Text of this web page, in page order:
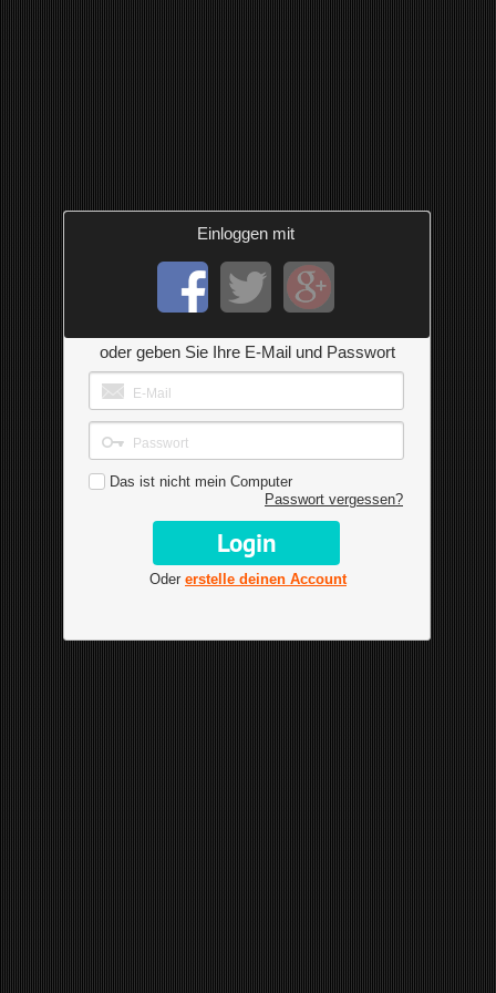
Einloggen mit
oder geben Sie Ihre E-Mail und Passwort
Das ist nicht mein Computer
Passwort vergessen?
Oder erstelle deinen Account